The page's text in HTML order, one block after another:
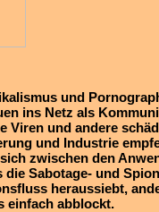
und
ins Netz als
Viren und andere
und Industrie
zwischen den
Sabotage- und
heraussiebt,
einfach abblockt.